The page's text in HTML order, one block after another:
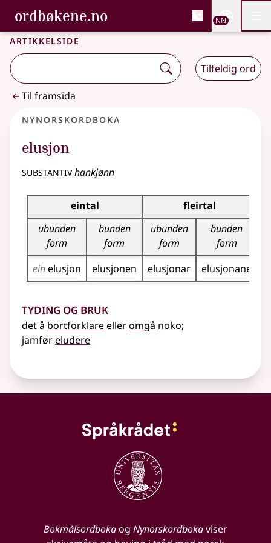
Gå til hovudinnhald
Tilgjenge
ordbøkene.no, Bokmålsordboka og
Bokmålsordboka og Nynorskordboka
NN
Artikkelside
Tilfeldig ord
Til framsida
Nynorskordboka
elusjon
substantivhankjønn
Bøyningstabell for dette substantivet
eintal
fleirtal
ubunden
form
bunden
form
ubunden
form
bunden
form
einelusjon elusjonen elusjonar elusjonane
Tyding og bruk
det å bortforklareelleromgå noko;
jamføreludere
Bokmålsordbokaog Nynorskordbokaviser